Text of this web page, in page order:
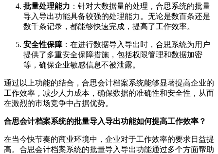
批量处理能力 ：针对大数据量的处理，合思系统的批量
导入导出功能具备较强的处理能力。无论是数百条还是
数千条记录，都能够快速完成，提高了工作效率。
安全性保障：在进行数据导入导出时，合思系统为用户
提供了多重安全保障措施，包括权限管理和数据加密
等，确保企业敏感信息不被泄露。
通过以上功能的结合，合思会计档案系统能够显著提高企业的
工作效率，减少人力成本，确保数据的准确性和安全性，从而
在激烈的市场竞争中占据优势。
合思会计档案系统的批量导入导出功能如何提高工作效率？
在当今快节奏的商业环境中，企业对于工作效率的要求日益提
高。合思会计档案系统的批量导入导出功能通过多个方面帮助